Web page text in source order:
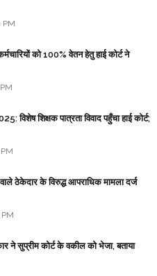
को 100% वेतन हेतु हाई कोर्ट ने
विशेष शिक्षक पात्रता विवाद पहुँचा हाई कोर्ट;
ठेकेदार के विरुद्ध आपराधिक मामला दर्ज
ने सुप्रीम कोर्ट के वकील को भेजा, बताया